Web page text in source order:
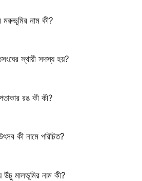
মরুভূমির নাম কী?
স্থায়ী সদস্য হয়?
রঙ কী কী?
কী নামে পরিচিত?
উঁচু মালভূমির নাম কী?